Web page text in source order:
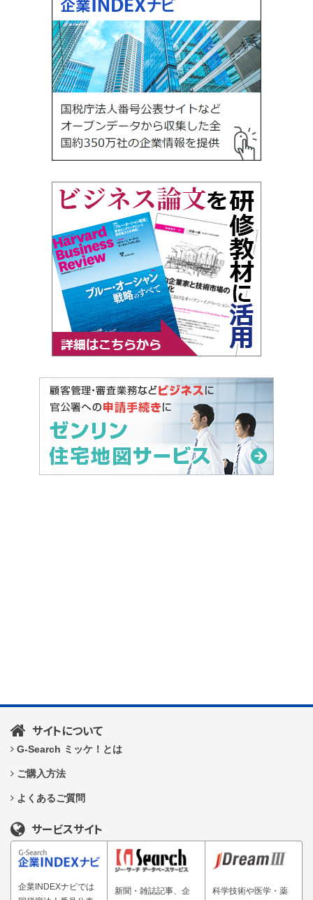
サイトについて
G-Search ミッケ！とは
ご購入方法
よくあるご質問
サービスサイト
企業INDEXナビでは
新聞・雑誌記事、企 科学技術や医学・薬